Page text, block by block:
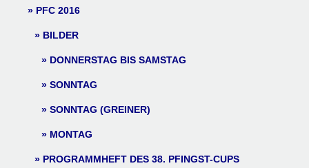
PFC 2016
BILDER
DONNERSTAG BIS SAMSTAG
SONNTAG
SONNTAG (GREINER)
MONTAG
PROGRAMMHEFT DES 38. PFINGST-CUPS